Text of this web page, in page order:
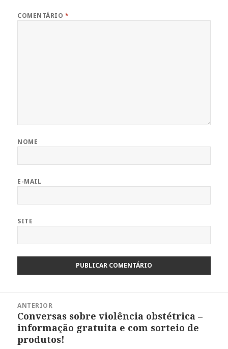
COMENTÁRIO *
NOME
E-MAIL
SITE
ANTERIOR
Post
anterior:
Conversas sobre violência obstétrica –
informação gratuita e com sorteio de
produtos!